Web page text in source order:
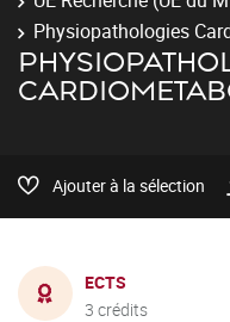
Physiopathologies
Ajouter à la sélection
ECTS
3 crédits